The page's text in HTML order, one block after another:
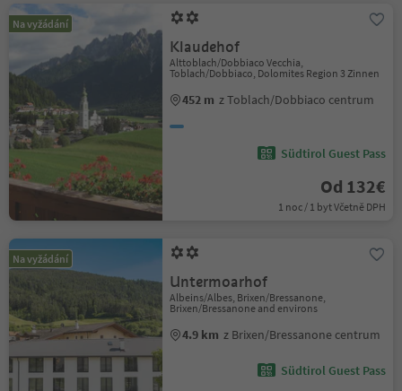
Na vyžádání
Klaudehof
Alttoblach/Dobbiaco Vecchia,
Toblach/Dobbiaco, Dolomites Region 3 Zinnen
452 m z Toblach/Dobbiaco centrum
Südtirol Guest Pass
Od 132€
1 noc / 1 byt Včetně DPH
Na vyžádání
Untermoarhof
Albeins/Albes, Brixen/Bressanone,
Brixen/Bressanone and environs
4.9 km z Brixen/Bressanone centrum
Südtirol Guest Pass